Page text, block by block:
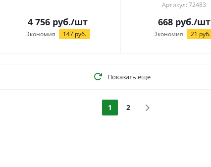
4 756 руб./шт
Экономия 147руб.
Артикул: 72483
668руб./шт
Экономия 21 руб.
Показать еще
1 2